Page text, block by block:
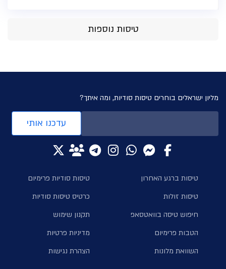
טיסות נוספות
טיסות ברגע האחרון
טיסות זולות
חיפוש טיסה בוואטסאפ
הטבות פרימיום
השוואת מלונות
טיסות סודיות פרימיום
כרטיס טיסות סודיות
תקנון שימוש
מדיניות פרטיות
הצהרת נגישות
מליון ישראלים בוחרים טיסות סודיות, ומה איתך?
עדכנו אותי